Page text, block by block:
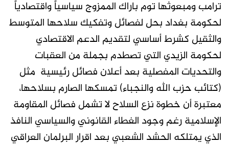
ترامب ومبعوثها توم باراك الممزوج سياسياً واقتصادياً
لحكومة بغداد بحل لفصائل وتفكيك سلاحها المتوسط
والثقيل كشرط أساسي لتقديم الدعم الاقتصادي
لحكومة الزيدي التي تصطدم بجملة من العقبات
والتحديات المفصلية بعد أعلان فصائل رئيسية مثل
(كتائب حزب الله والنجباء) تمسكها الصارم بسلاحها،
معتبرة أن خطوة نزع السلاح لا تشمل فصائل المقاومة
الإسلامية رغم وجود الغطاء القانوني والسياسي النافذ
الذي يمتلكه الحشد الشعبي بعد اقرار البرلمان العراقي